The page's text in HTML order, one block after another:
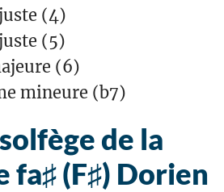
(4)
(5)
(6)
mineure (b7)
de la
fa♯ (F♯) Dorien